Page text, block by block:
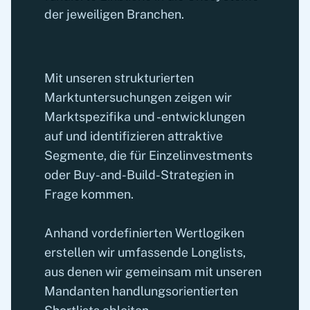
der jeweiligen Branchen.
Mit unseren strukturierten
Marktuntersuchungen zeigen wir
Marktspezifika und -entwicklungen
auf und identifizieren attraktive
Segmente, die für Einzelinvestments
oder Buy-and-Build-Strategien in
Frage kommen.
Anhand vordefinierten Wertlogiken
erstellen wir umfassende Longlists,
aus denen wir gemeinsam mit unseren
Mandanten handlungsorientierten
Wachstums- und
Kostensenkungsprogramme und
finanzielle Strukturierung –, um die
langfristige Rentabilität und freie
Cashflows zu maximieren. Im Rahmen
der Commercial Due Diligence
identifizieren wir relevante
Quick Wins, um eine zügige
Umsetzung von Maßnahmen nach dem
Erwerb zu gewährleisten.
Rahmenbedingungen auf der
auf profitable Wachstumspfade zu
führen.
Wir arbeiten eng mit dem
Management und den Eigentümern
zusammen, um Geschäftspläne zu
Assets nachvollziehbar aufzeigen.
Während des Exit-Prozesses
unterstützen wir unsere Mandanten